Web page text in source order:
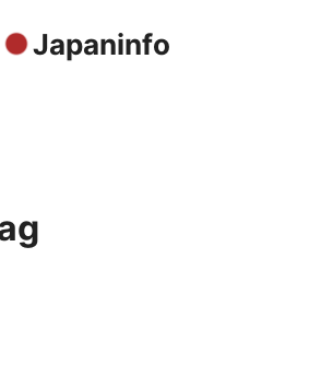
Japaninfo